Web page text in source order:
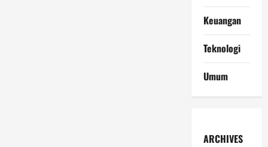
Keuangan
Teknologi
Umum
ARCHIVES